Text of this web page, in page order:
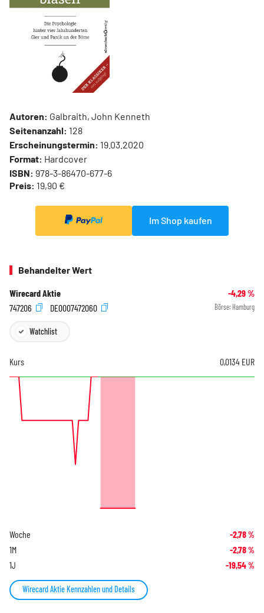
Autoren: Galbraith, John Kenneth
Seitenanzahl: 128
Erscheinungstermin: 19.03.2020
Format: Hardcover
ISBN: 978-3-86470-677-6
Preis: 19,90 €
Im Shop kaufen
Behandelter Wert
Wirecard Aktie -4,29%
747206
DE0007472060 Börse: Hamburg
Watchlist
Kurs 0,0134 EUR
Woche -2,78%
1M -2,78%
1J -19,54%
Wirecard Aktie Kennzahlen und Details